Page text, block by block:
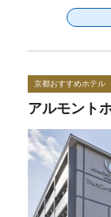
京都おすすめホテル
アルモント